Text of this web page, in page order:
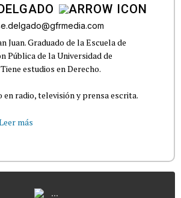
Juan. Graduado de la Escuela de
Pública de la Universidad de
estudios en Derecho.
en radio, televisión y prensa escrita.
más
...